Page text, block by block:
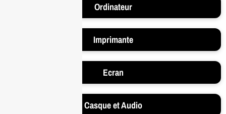
Ordinateur
Imprimante
Ecran
Casque et Audio